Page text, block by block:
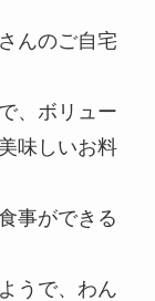
んのご自宅
、ボリュー
味しいお料
事ができる
うで、わん